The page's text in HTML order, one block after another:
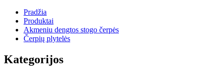
Pradžia
Produktai
Akmeniu dengtos stogo čerpės
Čerpių plytelės
Kategorijos